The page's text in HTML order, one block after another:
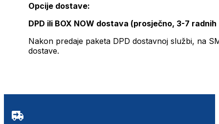
Opcije dostave:
DPD ili BOX NOW dostava (prosječno, 3-7 radnih
Nakon predaje paketa DPD dostavnoj službi, na
dostave.